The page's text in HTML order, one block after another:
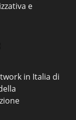
e
in Italia di